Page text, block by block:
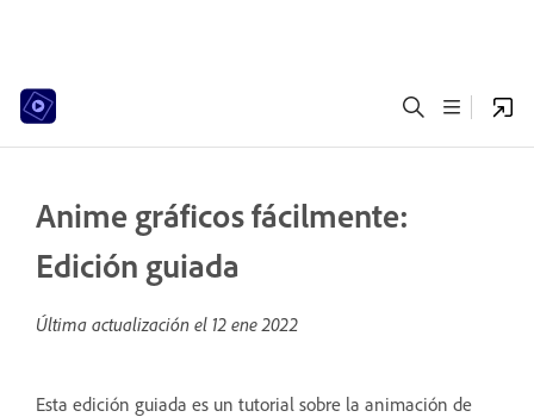
Anime gráficos fácilmente:
Edición guiada
Última actualización el 12 ene 2022
Esta edición guiada es un tutorial sobre la animación de